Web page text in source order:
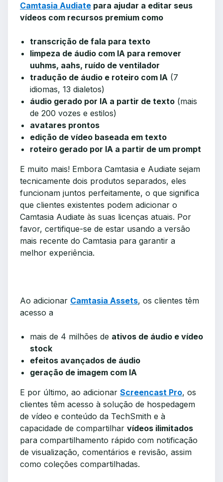
Camtasia Audiate para ajudar a editar seus
vídeos com recursos premium como
transcrição de fala para texto
limpeza de áudio com IA para remover
uuhms, aahs, ruído de ventilador
tradução de áudio e roteiro com IA (7
idiomas, 13 dialetos)
áudio gerado por IA a partir de texto (mais
de 200 vozes e estilos)
avatares prontos
edição de vídeo baseada em texto
roteiro gerado por IA a partir de um prompt
E muito mais! Embora Camtasia e Audiate sejam
tecnicamente dois produtos separados, eles
funcionam juntos perfeitamente, o que significa
que clientes existentes podem adicionar o
Camtasia Audiate às suas licenças atuais. Por
favor, certifique-se de estar usando a versão
mais recente do Camtasia para garantir a
melhor experiência.
Ao adicionar Camtasia Assets, os clientes têm
acesso a
mais de 4 milhões de ativos de áudio e vídeo
stock
efeitos avançados de áudio
geração de imagem com IA
E por último, ao adicionar Screencast Pro, os
clientes têm acesso à solução de hospedagem
de vídeo e conteúdo da TechSmith e à
capacidade de compartilhar vídeos ilimitados
para compartilhamento rápido com notificação
de visualização, comentários e revisão, assim
como coleções compartilhadas.